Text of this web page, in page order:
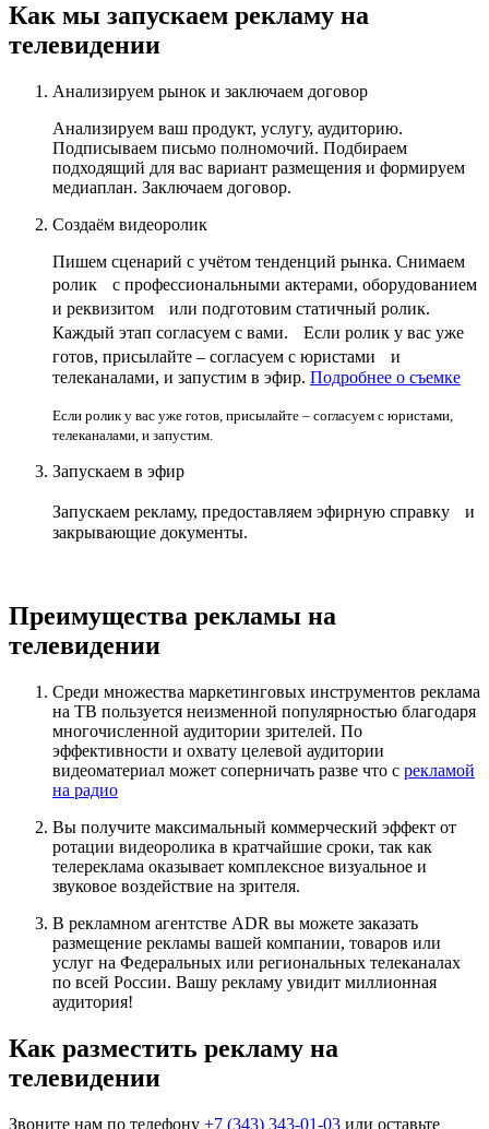
Как мы запускаем рекламу на
телевидении
Анализируем рынок и заключаем договор
Анализируем ваш продукт, услугу, аудиторию.
Подписываем письмо полномочий. Подбираем
подходящий для вас вариант размещения и формируем
медиаплан. Заключаем договор.
Создаём видеоролик
Пишем сценарий с учётом тенденций рынка. Снимаем
ролик с профессиональными актерами, оборудованием
и реквизитом или подготовим статичный ролик.
Каждый этап согласуем с вами. Если ролик у вас уже
готов, присылайте – согласуем с юристами и
телеканалами, и запустим в эфир. Подробнее о съемке
Если ролик у вас уже готов, присылайте – согласуем с юристами,
телеканалами, и запустим.
Запускаем в эфир
Запускаем рекламу, предоставляем эфирную справку и
закрывающие документы.
Преимущества рекламы на
телевидении
Среди множества маркетинговых инструментов реклама
на ТВ пользуется неизменной популярностью благодаря
многочисленной аудитории зрителей. По
эффективности и охвату целевой аудитории
видеоматериал может соперничать разве что с рекламой
на радио
Вы получите максимальный коммерческий эффект от
ротации видеоролика в кратчайшие сроки, так как
телереклама оказывает комплексное визуальное и
звуковое воздействие на зрителя.
В рекламном агентстве ADR вы можете заказать
размещение рекламы вашей компании, товаров или
услуг на Федеральных или региональных телеканалах
по всей России. Вашу рекламу увидит миллионная
аудитория!
Как разместить рекламу на
телевидении
Звоните нам по телефону +7 (343) 343-01-03 или оставьте